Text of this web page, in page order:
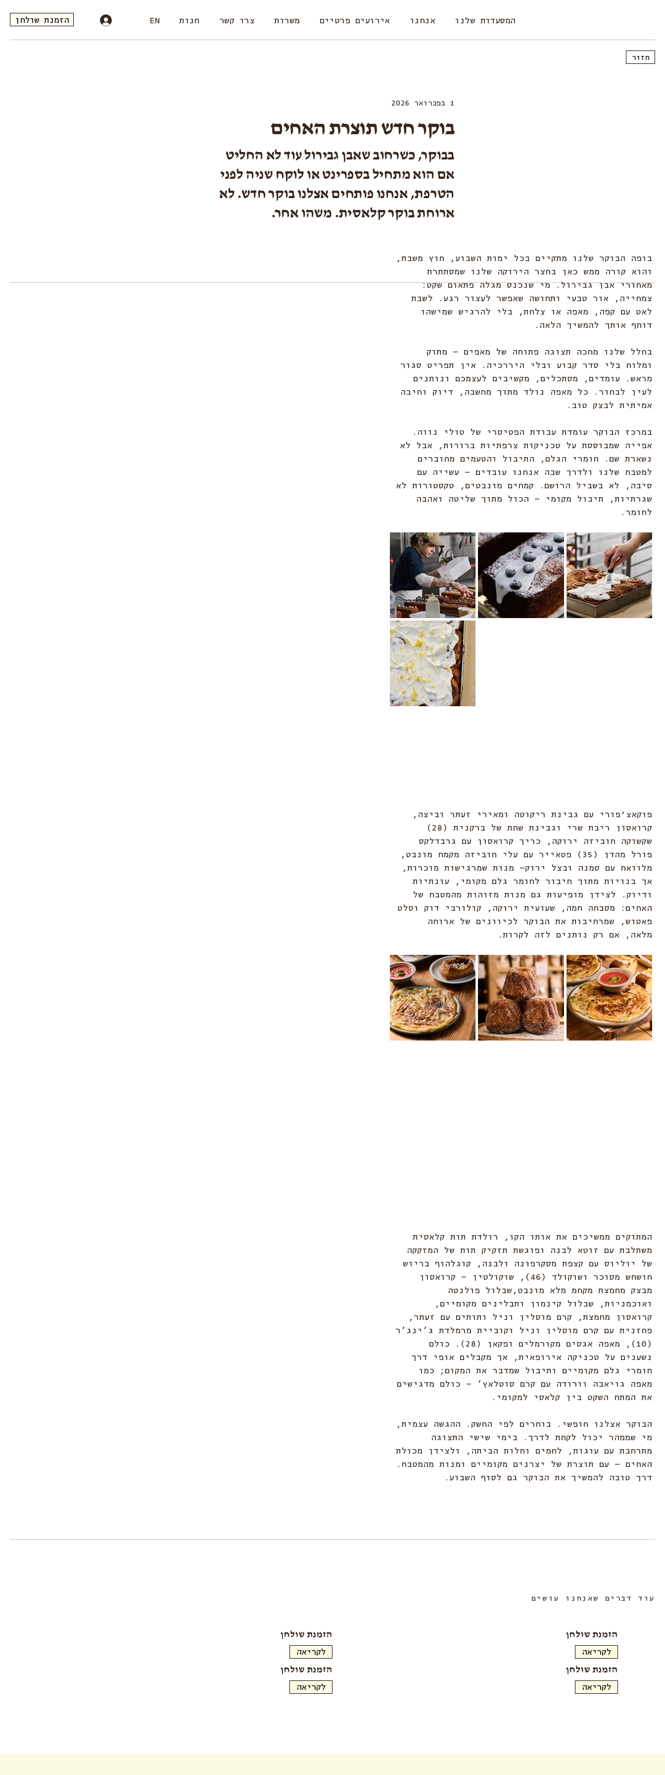
המסעדות שלנו אנחנו אירועים פרטיים משרות צרו קשר חנות EN הזמנת שולחן
חזור
1 בפברואר 2026
בוקר חדש תוצרת האחים
בבוקר, כשרחוב שאבן גבירול עוד לא החליט
אם הוא מתחיל בספרינט או לוקח שניה לפני
הטרפת, אנחנו פותחים אצלנו בוקר חדש. לא
ארוחת בוקר קלאסית. משהו אחר.
בופה הבוקר שלנו מתקיים בכל ימות השבוע, חוץ משבת,
והוא קורה ממש כאן בחצר הירוקה שלנו שמסתתרת
מאחורי אבן גבירול. מי שנכנס מגלה פתאום שקט:
צמחייה, אור טבעי ותחושה שאפשר לעצור רגע. לשבת
לאט עם קפה, מאפה או צלחת, בלי להרגיש שמישהו
דוחף אותך להמשיך הלאה.
בחלל שלנו מחכה תצוגה פתוחה של מאפים – מתוק
ומלוח בלי סדר קבוע ובלי היררכיה. אין תפריט סגור
מראש. עומדים, מסתכלים, מקשיבים לעצמכם ונותנים
לעין לבחור. כל מאפה נולד מתוך מחשבה, דיוק וחיבה
אמיתית לבצק טוב.
במרכז הבוקר עומדת עבודת הפטיסרי של טולי נווה.
אפייה שמבוססת על טכניקות צרפתיות ברורות, אבל לא
נשארת שם. חומרי הגלם, התיבול והטעמים מחוברים
למטבח שלנו ולדרך שבה אנחנו עובדים – עשייה עם
סיבה, לא בשביל הרושם. קמחים מונבטים, טקסטורות לא
שגרתיות, תיבול מקומי – הכול מתוך שליטה ואהבה
לחומר.
פוקאצ׳פורי עם גבינת ריקוטה ומאירי זעתר וביצה,
קרואסון ריבת שרי וגבינת שחת של ברקנית (28)
שקשוקה חוביזה ירוקה, כריך קרואסון עם גרבדלקס
פורל מהדן (35) פטאייר עם עלי חוביזה מקמח מונבט,
מלוואח עם סמנה ובצל ירוק– מנות שמרגישות מוכרות,
אך בנויות מתוך חיבור לחומר גלם מקומי, עונתיות
ודיוק. לצידן מופיעות גם מנות מזוהות מהמטבח של
האחים: מסבחה חמה, שעועית ירוקה, קולורבי דוק וסלט
פאטוש, שמרחיבות את הבוקר לכיוונים של ארוחה
מלאה, אם רק נותנים לזה לקרות.
המתוקים ממשיכים את אותו הקו, רולדת תות קלאסית
משתלבת עם זוטא לבנה ופוגשת תזקיק תות של המזקקה
של יוליוס עם קצפת מסקרפונה ולבנה, קוגלהוף בריוש
חושחש מסוכר ושוקולד (46), שוקולטין – קרואסון
מבצק מחמצת מקחמ מלא מונבט,שבלול פולנטה
ואוכמניות, שבלול קינמון ותבלינים מקומיים,
קרואסון מחמצת, קרם מוסלין וניל ותותים עם זעתר,
פחזנית עם קרם מוסלין וניל וקוביית מרמלדת ג’ינג’ר
(10), מאפה אגסים מקורמלים ופקאן (28). כולם
נשענים על טכניקה אירופאית, אך מקבלים אופי דרך
חומרי גלם מקומיים ותיבול שמדבר את המקום; כמו
מאפה גויאבה וורודה עם קרם סוטלאץ’ – כולם מדגישים
את המתח השקט בין קלאסי למקומי.
הבוקר אצלנו חופשי. בוחרים לפי החשק. ההגשה עצמית,
מי שממהר יכול לקחת לדרך. בימי שישי התצוגה
מתרחבת עם עוגות, לחמים וחלות הביתה, ולצידן מכולת
האחים – עם תוצרת של יצרנים מקומיים ומנות מהמטבח.
דרך טובה להמשיך את הבוקר גם לסוף השבוע.
עוד דברים שאנחנו עושים
הזמנת שולחן הזמנת שולחן
הזמנת שולחן
לקריאה
הזמנת שולחן
לקריאה